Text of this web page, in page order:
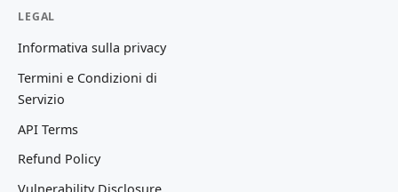
LEGAL
Informativa sulla privacy
Termini e Condizioni di
Servizio
API Terms
Refund Policy
Vulnerability Disclosure